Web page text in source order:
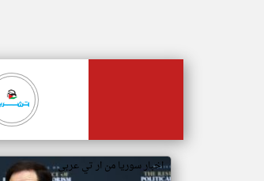
اخبار سوريا من ار تي عربي